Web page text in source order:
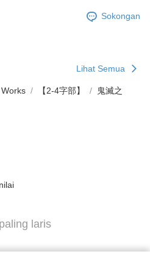
Sokongan
Lihat Semua
【2-4字部】
鬼滅之
laris